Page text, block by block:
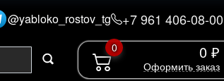
@yabloko_rostov_tg +7 961 406-08-00
0 0 ₽
Оформить заказ